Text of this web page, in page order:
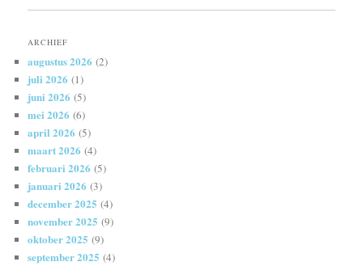
ARCHIEF
augustus 2026 (2)
juli 2026 (1)
juni 2026 (5)
mei 2026 (6)
april 2026 (5)
maart 2026 (4)
februari 2026 (5)
januari 2026 (3)
december 2025 (4)
november 2025 (9)
oktober 2025 (9)
september 2025 (4)